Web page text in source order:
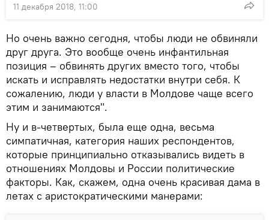
11 декабря 2018, 11:00
Но очень важно сегодня, чтобы люди не обвиняли
друг друга. Это вообще очень инфантильная
позиция – обвинять других вместо того, чтобы
искать и исправлять недостатки внутри себя. К
сожалению, люди у власти в Молдове чаще всего
этим и занимаются".
Ну и в-четвертых, была еще одна, весьма
симпатичная, категория наших респондентов,
которые принципиально отказывались видеть в
отношениях Молдовы и России политические
факторы. Как, скажем, одна очень красивая дама в
летах с аристократическими манерами: